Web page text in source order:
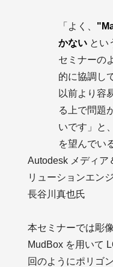
「よく、
かない とい
セミナーの
的に協調し
以前より容
る上で問題
いです」と
を望んでい
Autodesk メディア
リューションエン
長谷川真也氏
本セミナーでは彫
MudBox を用いて
回のようにポリゴ